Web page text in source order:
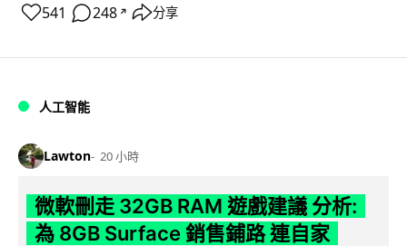
541 248 ↗ 分享
人工智能
Lawton 20 小時
微軟刪走 32GB RAM 遊戲建議 分析:
為 8GB Surface 銷售鋪路 連自家